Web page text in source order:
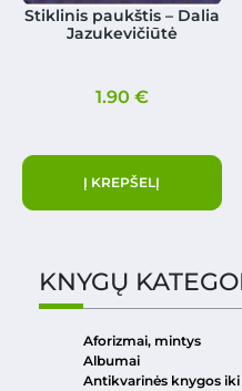
Stiklinis paukštis – Dalia
Jazukevičiūtė
1.90 €
Į KREPŠELĮ
KNYGŲ
Aforizmai, mintys
Albumai
Antikvarinės knygos